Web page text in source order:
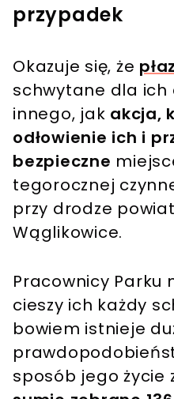
przypadek
Okazuje się, że
schwytane dla ich
innego, jak akcja,
odłowienie ich i
bezpieczne
tegorocznej
przy drodze
Wąglikowice.
Pracownicy Parku
cieszy ich każdy
bowiem istnieje
sposób jego życie